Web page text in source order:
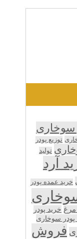
سوخاری
توزیع پودر
تولید
آرد
خرید عمده پودر
خرید پودر
سوخاری
فروش